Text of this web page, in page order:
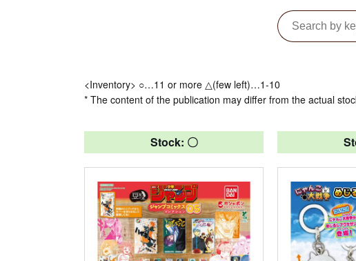
<Inventory> ○…11 or more △(few left)…1-10
* The content of the publication may differ from the actual
Stock: 〇